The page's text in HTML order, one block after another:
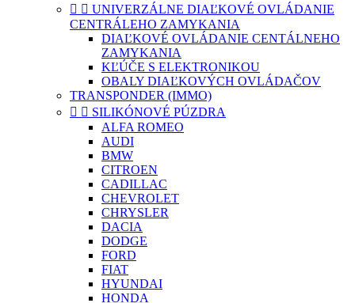
  UNIVERZÁLNE DIAĽKOVÉ OVLÁDANIE
CENTRÁLEHO ZAMYKANIA
DIAĽKOVÉ OVLÁDANIE CENTÁLNEHO
ZAMYKANIA
KĽÚČE S ELEKTRONIKOU
OBALY DIAĽKOVÝCH OVLÁDAČOV
TRANSPONDER (IMMO)
  SILIKÓNOVÉ PÚZDRA
ALFA ROMEO
AUDI
BMW
CITROEN
CADILLAC
CHEVROLET
CHRYSLER
DACIA
DODGE
FORD
FIAT
HYUNDAI
HONDA